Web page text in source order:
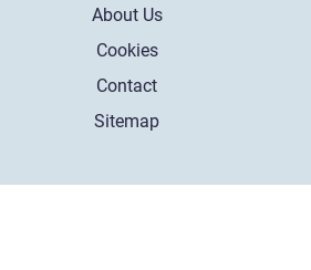
About Us
Cookies
Contact
Sitemap